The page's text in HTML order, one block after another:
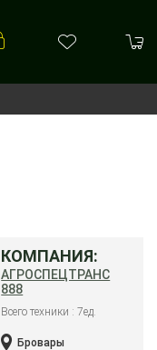
КОМПАНИЯ:
АГРОСПЕЦТРАНС
888
Всего техники : 7ед.
Бровары